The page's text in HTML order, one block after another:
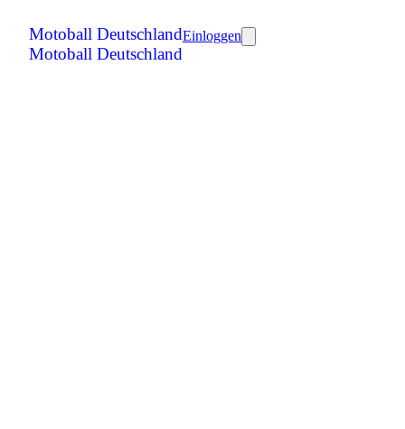
Motoball Deutschland
Motoball Deutschland
Einloggen